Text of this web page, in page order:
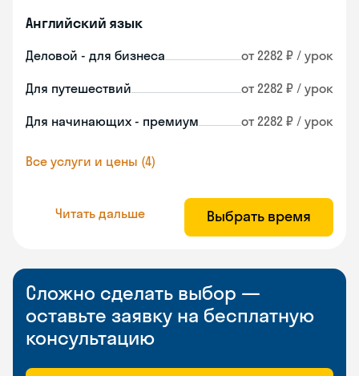
Английский язык
Деловой - для бизнеса от 2282 ₽ / урок
Для путешествий от 2282 ₽ / урок
Для начинающих - премиум от 2282 ₽ / урок
Все услуги и цены (4)
Читать дальше Выбрать время
Сложно сделать выбор —
оставьте заявку на бесплатную
консультацию